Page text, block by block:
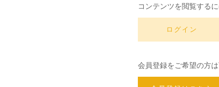
コンテンツを閲覧する
ログイン
会員登録をご希望の方